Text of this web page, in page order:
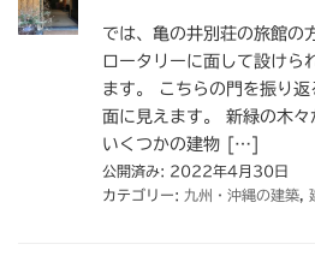
では、亀の井別荘の旅館の
ロータリーに面して設けら
ます。 こちらの門を振り
面に見えます。 新緑の木々
いくつかの建物 […]
公開済み: 2022年4月30日
カテゴリー: 九州・沖縄の建築,